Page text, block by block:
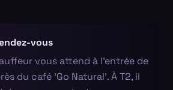
vous
vous attend à l’entrée de
du café 'Go Natural'. À T2, il